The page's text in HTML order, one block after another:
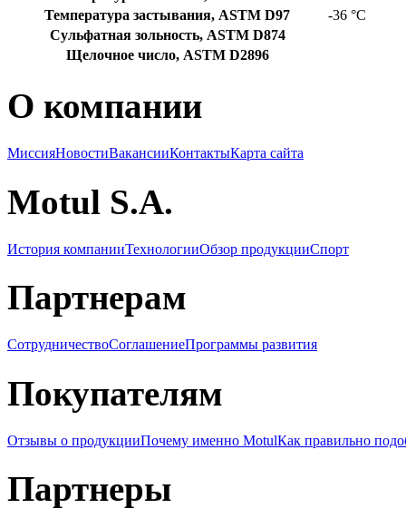
Температура застывания, ASTM D97
-36 °C
Сульфатная зольность, ASTM D874
Щелочное число, ASTM D2896
О компании
МиссияНовостиВакансииКонтактыКарта сайта
Motul S.A.
История компанииТехнологииОбзор продукцииСпорт
Партнерам
СотрудничествоСоглашениеПрограммы развития
Покупателям
Отзывы о продукцииПочему именно MotulКак правильно
Партнеры